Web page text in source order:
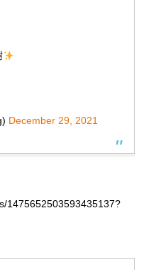
December 29, 2021
1475652503593435137?